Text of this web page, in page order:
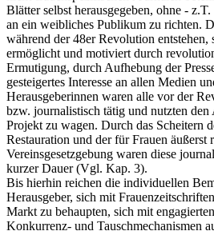
Blätter selbst herausgegeben, ohne -
an ein weibliches Publikum zu richten.
während der 48er Revolution entstehen,
ermöglicht und motiviert durch
Ermutigung, durch Aufhebung der
gesteigertes Interesse an allen Medien
Herausgeberinnen waren alle vor der
bzw. journalistisch tätig und nutzten
Projekt zu wagen. Durch das Scheitern
Restauration und der für Frauen äußerst
Vereinsgesetzgebung waren diese
kurzer Dauer (Vgl. Kap. 3).
Bis hierhin reichen die individuellen
Herausgeber, sich mit
Markt zu behaupten, sich mit
Konkurrenz- und Tauschmechanismen